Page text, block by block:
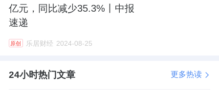
亿元，同比减少35.3%丨中报
速递
原创 乐居财经 2024-08-25
24小时热门文章 更多热读